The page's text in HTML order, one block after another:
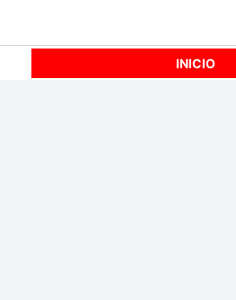
INICIO